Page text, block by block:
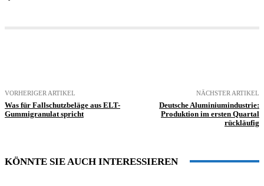
VORHERIGER ARTIKEL
Was für Fallschutzbeläge aus ELT-
Gummigranulat spricht
NÄCHSTER ARTIKEL
Deutsche Aluminiumindustrie:
Produktion im ersten Quartal
rückläufig
KÖNNTE SIE AUCH INTERESSIEREN